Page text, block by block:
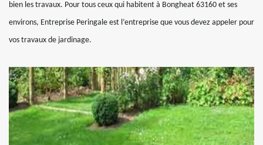
bien les travaux. Pour tous ceux qui habitent à Bongheat 63160 et ses
environs, Entreprise Peringale est l’entreprise que vous devez appeler pour
vos travaux de jardinage.